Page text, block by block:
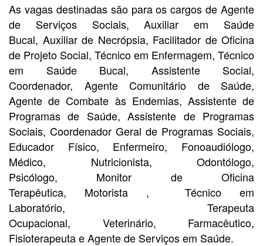
As vagas destinadas são para os cargos de Agente
de Serviços Sociais, Auxiliar em Saúde
Bucal, Auxiliar de Necrópsia, Facilitador de Oficina
de Projeto Social, Técnico em Enfermagem, Técnico
em Saúde Bucal, Assistente Social,
Coordenador, Agente Comunitário de Saúde,
Agente de Combate às Endemias, Assistente de
Programas de Saúde, Assistente de Programas
Sociais, Coordenador Geral de Programas Sociais,
Educador Físico, Enfermeiro, Fonoaudiólogo,
Médico, Nutricionista, Odontólogo,
Psicólogo, Monitor de Oficina
Terapêutica, Motorista , Técnico em
Laboratório, Terapeuta
Ocupacional, Veterinário, Farmacêutico,
Fisioterapeuta e Agente de Serviços em Saúde.